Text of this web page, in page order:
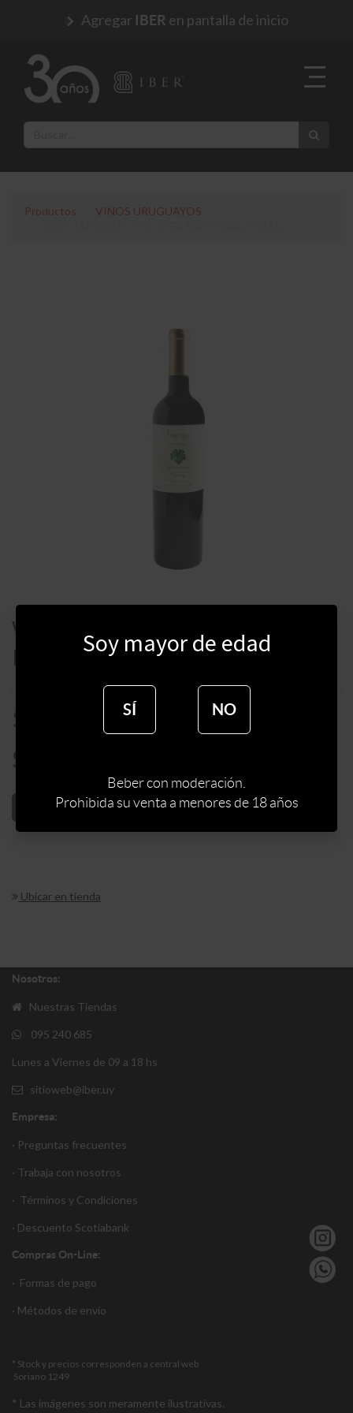
Agregar IBER en pantalla de inicio
Productos
VINOS URUGUAYOS
VINO MATAOJO TOURIGA
NACIONAL 750 ML
$
$
AÑADIR AL CARRITO
Ubicar en tienda
Nosotros:
Nuestras Tiendas
095 240 685
Lunes a Viernes de 09 a 18 hs
sitioweb@iber.uy
Empresa:
· Preguntas frecuentes
· Trabaja con nosotros
· Términos y Condiciones
· Descuento Scotiabank
Compras On-Line:
· Formas de pago
· Métodos de envío
* Stock y precios corresponden a central web
Soriano 1249
* Las imágenes son meramente ilustrativas.
Soy mayor de edad
SÍ NO
Beber con moderación.
Prohibida su venta a menores de 18 años